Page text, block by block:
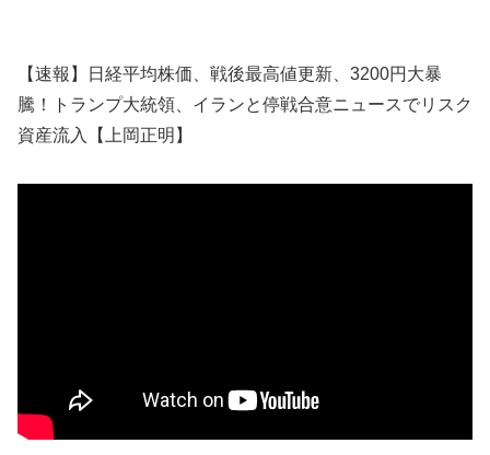
【速報】日経平均株価、戦後最高値更新、3200円大暴
騰！トランプ大統領、イランと停戦合意ニュースでリスク
資産流入【上岡正明】